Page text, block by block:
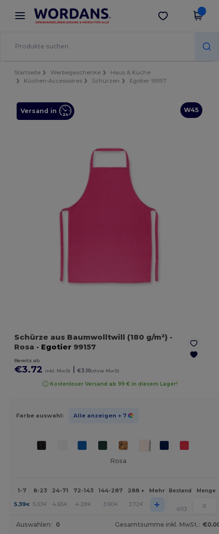
× Wordans App
Bessere Preise in der App!
App holen
Startseite Werbegeschenke
Haus & Küche
Küchen-Accessoires
Schürzen Egotier 99157
W45
Versand in
Schürze aus Baumwolltwill (180 g/m²) -
Rosa - Egotier 99157
Bereits ab
€3.72 inkl. MwSt | €3.10ohne MwSt
Kostenloser Versand ab 99 € in diesem Lager!
Farbe auswahl: Alle anzeigen + 7
Rosa
1-7 8-23 24-71 72-143 144-287 288 + Mehr Bestand Menge
5.39€ 5.03€ 4.65€ 4.28€ 3.90€ 3.72€ + 6113
Auswahlen: 0 Gesamtsumme inkl. MwSt.: